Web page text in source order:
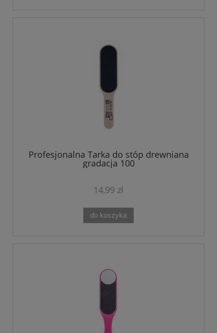
Profesjonalna Tarka do stóp drewniana
gradacja 100
14,99 zł
do koszyka